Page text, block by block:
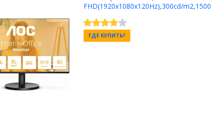
FHD(1920x1080x120Hz),300cd/
ГДЕ КУПИТЬ?